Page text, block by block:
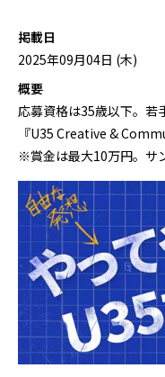
掲載日
2025年09月04日 (木)
概要
応募資格は35歳以下。若
『U35 Creative &
※賞金は最大10万円。サ